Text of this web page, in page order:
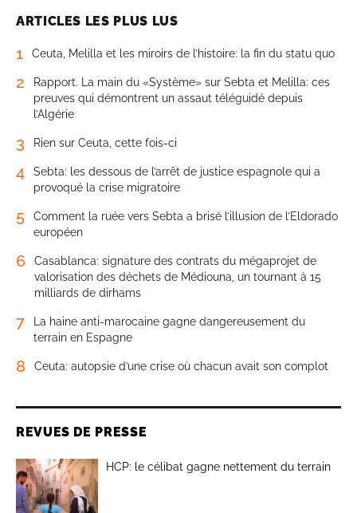
ARTICLES LES PLUS LUS
1 Ceuta, Melilla et les miroirs de l’histoire: la fin du statu quo
2
Rapport. La main du «Système» sur Sebta et Melilla: ces
preuves qui démontrent un assaut téléguidé depuis
l’Algérie
3 Rien sur Ceuta, cette fois-ci
4
Sebta: les dessous de l’arrêt de justice espagnole qui a
provoqué la crise migratoire
5
Comment la ruée vers Sebta a brisé l’illusion de l’Eldorado
européen
6
Casablanca: signature des contrats du mégaprojet de
valorisation des déchets de Médiouna, un tournant à 15
milliards de dirhams
7
La haine anti-marocaine gagne dangereusement du
terrain en Espagne
8 Ceuta: autopsie d’une crise où chacun avait son complot
REVUES DE PRESSE
HCP: le célibat gagne nettement du terrain